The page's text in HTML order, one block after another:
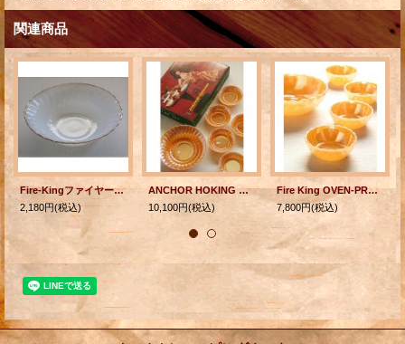
関連商品
Fire-Kingファイヤー・キング ゴールドリム ホワイトシェル サラダボウル Ø21.5cm
2,180円(税込)
ANCHOR HOKING アンカーホッキング Fire-King&Suburbia ファイヤーキング＆サバ―ビア SALADA 6pc Set Luster Shell ”ラスタ―シェル”
10,100円(税込)
Fire King OVEN-PROOF ファイヤーキング ピーチラスター バブル ベリー ボウル（L1pc/ S4pc)5pc
7,800円(税込)